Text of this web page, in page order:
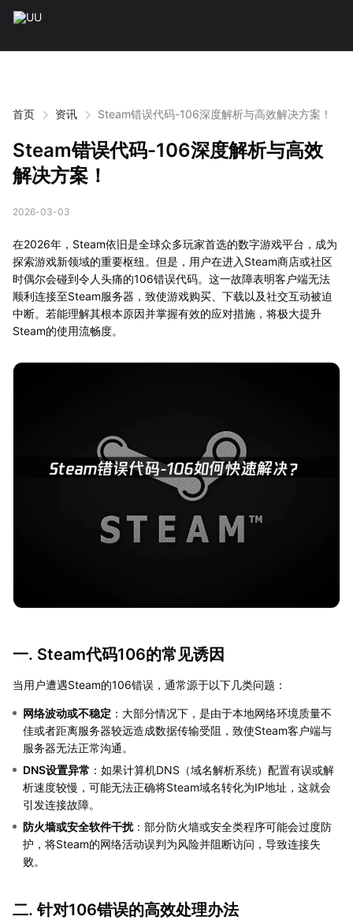
首页 资讯 Steam错误代码-106深度解析与高效解决方案！
Steam错误代码-106深度解析与高效
解决方案！
2026-03-03
在2026年，Steam依旧是全球众多玩家首选的数字游戏平台，成为
探索游戏新领域的重要枢纽。但是，用户在进入Steam商店或社区
时偶尔会碰到令人头痛的106错误代码。这一故障表明客户端无法
顺利连接至Steam服务器，致使游戏购买、下载以及社交互动被迫
中断。若能理解其根本原因并掌握有效的应对措施，将极大提升
Steam的使用流畅度。
一. Steam代码106的常见诱因
当用户遭遇Steam的106错误，通常源于以下几类问题：
网络波动或不稳定 ：大部分情况下，是由于本地网络环境质量不
佳或者距离服务器较远造成数据传输受阻，致使Steam客户端与
服务器无法正常沟通。
DNS设置异常 ：如果计算机DNS（域名解析系统）配置有误或解
析速度较慢，可能无法正确将Steam域名转化为IP地址，这就会
引发连接故障。
防火墙或安全软件干扰：部分防火墙或安全类程序可能会过度防
护，将Steam的网络活动误判为风险并阻断访问，导致连接失
败。
二. 针对106错误的高效处理办法